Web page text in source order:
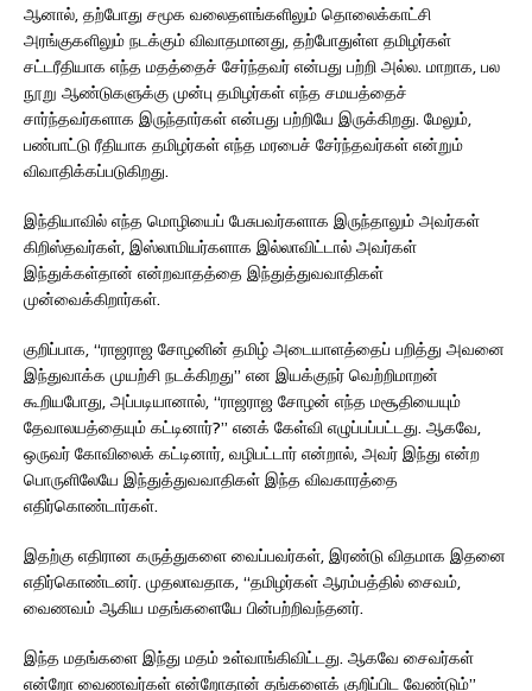
ஆனால், தற்போது சமூக வலைதளங்களிலும் தொலைக்காட்சி
அரங்குகளிலும் நடக்கும் விவாதமானது, தற்போதுள்ள தமிழர்கள்
சட்டரீதியாக எந்த மதத்தைச் சேர்ந்தவர் என்பது பற்றி அல்ல. மாறாக, பல
நூறு ஆண்டுகளுக்கு முன்பு தமிழர்கள் எந்த சமயத்தைச்
சார்ந்தவர்களாக இருந்தார்கள் என்பது பற்றியே இருக்கிறது. மேலும்,
பண்பாட்டு ரீதியாக தமிழர்கள் எந்த மரபைச் சேர்ந்தவர்கள் என்றும்
விவாதிக்கப்படுகிறது.
இந்தியாவில் எந்த மொழியைப் பேசுபவர்களாக இருந்தாலும் அவர்கள்
கிறிஸ்தவர்கள், இஸ்லாமியர்களாக இல்லாவிட்டால் அவர்கள்
இந்துக்கள்தான் என்றவாதத்தை இந்துத்துவவாதிகள்
முன்வைக்கிறார்கள்.
குறிப்பாக, “ராஜராஜ சோழனின் தமிழ் அடையாளத்தைப் பறித்து அவனை
இந்துவாக்க முயற்சி நடக்கிறது” என இயக்குநர் வெற்றிமாறன்
கூறியபோது, அப்படியானால், “ராஜராஜ சோழன் எந்த மசூதியையும்
தேவாலயத்தையும் கட்டினார்?” எனக் கேள்வி எழுப்பப்பட்டது. ஆகவே,
ஒருவர் கோவிலைக் கட்டினார், வழிபட்டார் என்றால், அவர் இந்து என்ற
பொருளிலேயே இந்துத்துவவாதிகள் இந்த விவகாரத்தை
எதிர்கொண்டார்கள்.
இதற்கு எதிரான கருத்துகளை வைப்பவர்கள், இரண்டு விதமாக இதனை
எதிர்கொண்டனர். முதலாவதாக, “தமிழர்கள் ஆரம்பத்தில் சைவம்,
வைணவம் ஆகிய மதங்களையே பின்பற்றிவந்தனர்.
இந்த மதங்களை இந்து மதம் உள்வாங்கிவிட்டது. ஆகவே சைவர்கள்
என்றோ வைணவர்கள் என்றோதான் தங்களைக் குறிப்பிட வேண்டும்”